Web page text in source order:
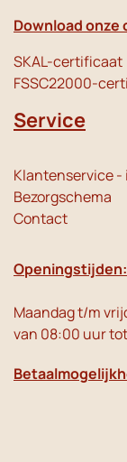
Download
SKAL-certificaat
FSSC22000-
Service
Klantenservice -
Bezorgschema
Contact
Openingstijden:
Maandag t/m
van 08:00 uur